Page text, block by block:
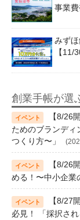
事業費
みず
【11/
創業手帳が選
【8/26
ためのブランディ
つくり方〜」
【8/26
める！〜中小企業
【8/27
必見！ 「採択さ